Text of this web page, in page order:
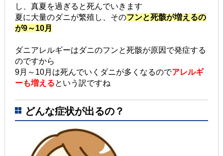
し、真夏を過ぎると死んでいきます
夏に大量のダニが繁殖し、そのフンと死骸が増えるの
が9～10月
ダニアレルギーはダニのフンと死骸が原因で発症する
のですから
9月～10月は死んでいくダニが多くなるのでアレルギ
ーも増えるという訳ですね
どんな症状が出るの？